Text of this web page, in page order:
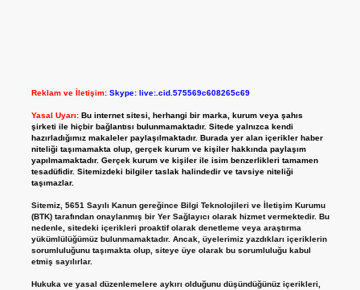
Reklam ve İletişim: Skype: live:.cid.575569c608265c69
Yasal Uyarı: Bu internet sitesi, herhangi bir marka, kurum veya şahıs
şirketi ile hiçbir bağlantısı bulunmamaktadır. Sitede yalnızca kendi
hazırladığımız makaleler paylaşılmaktadır. Burada yer alan içerikler haber
niteliği taşımamakta olup, gerçek kurum ve kişiler hakkında paylaşım
yapılmamaktadır. Gerçek kurum ve kişiler ile isim benzerlikleri tamamen
tesadüfidir. Sitemizdeki bilgiler taslak halindedir ve tavsiye niteliği
taşımazlar.
Sitemiz, 5651 Sayılı Kanun gereğince Bilgi Teknolojileri ve İletişim Kurumu
(BTK) tarafından onaylanmış bir Yer Sağlayıcı olarak hizmet vermektedir. Bu
nedenle, sitedeki içerikleri proaktif olarak denetleme veya araştırma
yükümlülüğümüz bulunmamaktadır. Ancak, üyelerimiz yazdıkları içeriklerin
sorumluluğunu taşımakta olup, siteye üye olarak bu sorumluluğu kabul
etmiş sayılırlar.
Hukuka ve yasal düzenlemelere aykırı olduğunu düşündüğünüz içerikleri,